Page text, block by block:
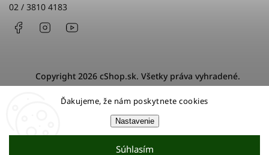
Ďakujeme, že nám poskytnete cookies
Nastavenie
Súhlasím
02 / 3810 4183
FacebookInstagram
Vytvoril Shoptet
Copyright 2026 cShop.sk. Všetky práva vyhradené.
Upraviť nastavenie cookies
Grafický návrh vytvořil a nakódoval